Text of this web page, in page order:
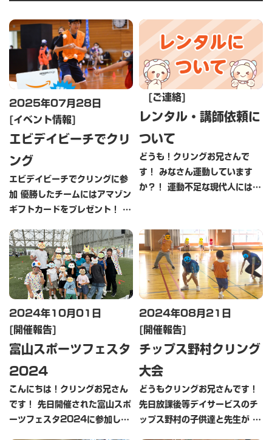
2025年07月28日
イベント情報
エビデイビーチでクリ
ング
エビデイビーチでクリングに参
加 優勝したチームにはアマゾン
ギフトカードをプレゼント！ ぜ
優勝チーム全員に1人5,000円
分のギフトカードが当たる🎁 ニ
ュースポーツ「クリング」参加
者募集 […]
ご連絡
レンタル・講師依頼に
ついて
どうも！クリングお兄さんで
す！ みなさん運動しています
か？！ 運動不足な現代人にはや
をたくさんいただいております
費用について結構質問があるの
で以下に掲載します […]
2024年10月01日
開催報告
富山スポーツフェスタ
2024
こんにちは！クリングお兄さん
です！ 先日開催された富山スポ
ーツフェスタ2024に参加して
2024年08月21日
開催報告
チップス野村クリング
大会
どうもクリングお兄さんです！
先日放課後等デイサービスのチ
ップス野村の子供達と先生が ク